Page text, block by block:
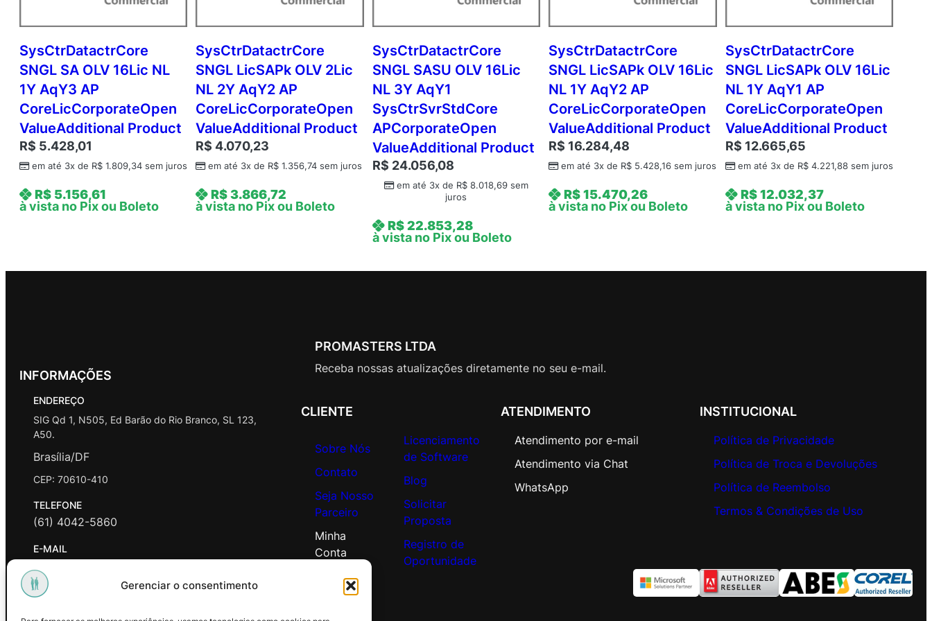
Gerenciar o consentimento
1
Y
A
q
Y
2
A
c
d
P
c
A
SysCtrDatactrCore
SNGL SA OLV 16Lic NL
1Y AqY3 AP
CoreLicCorporateOpen
ValueAdditional Product
R$ 5.428,01
em até 3x de R$ 1.809,34 sem juros
R$ 5.156,61
à vista no Pix ou Boleto
SysCtrDatactrCore
SNGL LicSAPk OLV 2Lic
NL 2Y AqY2 AP
CoreLicCorporateOpen
ValueAdditional Product
R$ 4.070,23
em até 3x de R$ 1.356,74 sem juros
R$3.866,72
à vista no Pix ou Boleto
SysCtrDatactrCore
SNGL SASU OLV 16Lic
NL 3Y AqY1
SysCtrSvrStdCore
APCorporateOpen
ValueAdditional Product
R$ 24.056,08
em até 3x de R$8.018,69sem
juros
R$22.853,28
à vista no Pix ou Boleto
SysCtrDatactrCore
SNGL LicSAPk OLV 16Lic
NL 1Y AqY2 AP
CoreLicCorporateOpen
ValueAdditional Product
R$ 16.284,48
em até 3x de R$ 5.428,16 sem juros
R$15.470,26
à vista no Pix ou Boleto
SysCtrDatactrCore
SNGL LicSAPk OLV 16Lic
NL 1Y AqY1 AP
CoreLicCorporateOpen
ValueAdditional Product
R$ 12.665,65
em até 3x de R$4.221,88sem juros
R$12.032,37
à vista no Pix ou Boleto
INFORMAÇÕES
ENDEREÇO
SIG Qd 1, N505, Ed Barão do Rio Branco, SL 123,
A50.
Brasília/DF
CEP: 70610-410
TELEFONE
(61) 4042-5860
E-MAIL
contato@promasters.net.br
HORÁRIO DE ATENDIMENTO
PROMASTERS LTDA
Receba nossas atualizações diretamente no seu e-mail.
CLIENTE
Sobre Nós
Contato
Seja Nosso
Parceiro
Minha
Conta
Licenciamento
de Software
Blog
Solicitar
Proposta
Registro de
Oportunidade
ATENDIMENTO
Atendimento por e-mail
Atendimento via Chat
WhatsApp
INSTITUCIONAL
Política de Privacidade
Política de Troca e Devoluções
Política de Reembolso
Termos & Condições de Uso